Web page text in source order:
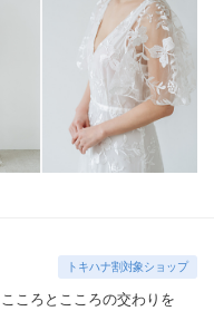
をもっと引き出したい、
たいという花嫁さまに見
トキハナ割対象ショップ
ころとこころの交わりを